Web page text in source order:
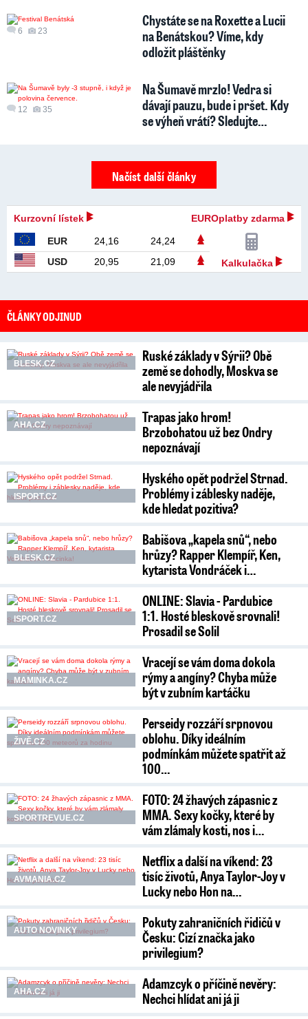
6 23
Chystáte se na Roxette a Lucii
na Benátskou? Víme, kdy
odložit pláštěnky
12 35
Na Šumavě mrzlo! Vedra si
dávají pauzu, bude i pršet. Kdy
se výheň vrátí? Sledujte…
Načíst další články
Kurzovní lístek EUROplatby zdarma
EUR 24,16
24,24
USD
20,95 21,09 Kalkulačka
ČLÁNKY ODJINUD
BLESK.CZ
Ruské základy v Sýrii? Obě
země se dohodly, Moskva se
ale nevyjádřila
AHA.CZ
Trapas jako hrom!
Brzobohatou už bez Ondry
nepoznávají
ISPORT.CZ
Hyského opět podržel Strnad.
Problémy i záblesky naděje,
kde hledat pozitiva?
BLESK.CZ
Babišova „kapela snů“, nebo
hrůzy? Rapper Klempíř, Ken,
kytarista Vondráček i…
ISPORT.CZ
ONLINE: Slavia - Pardubice
1:1. Hosté bleskově srovnali!
Prosadil se Solil
MAMINKA.CZ
Vracejí se vám doma dokola
rýmy a angíny? Chyba může
být v zubním kartáčku
ŽIVĚ.CZ
Perseidy rozzáří srpnovou
oblohu. Díky ideálním
podmínkám můžete spatřit až
100…
SPORTREVUE.CZ
FOTO: 24 žhavých zápasnic z
MMA. Sexy kočky, které by
vám zlámaly kosti, nos i…
AVMANIA.CZ
Netflix a další na víkend: 23
tisíc životů, Anya Taylor-Joy v
Lucky nebo Hon na…
AUTO NOVINKY
Pokuty zahraničních řidičů v
Česku: Cizí značka jako
privilegium?
AHA.CZ
Adamzcyk o příčině nevěry:
Nechci hlídat ani já ji